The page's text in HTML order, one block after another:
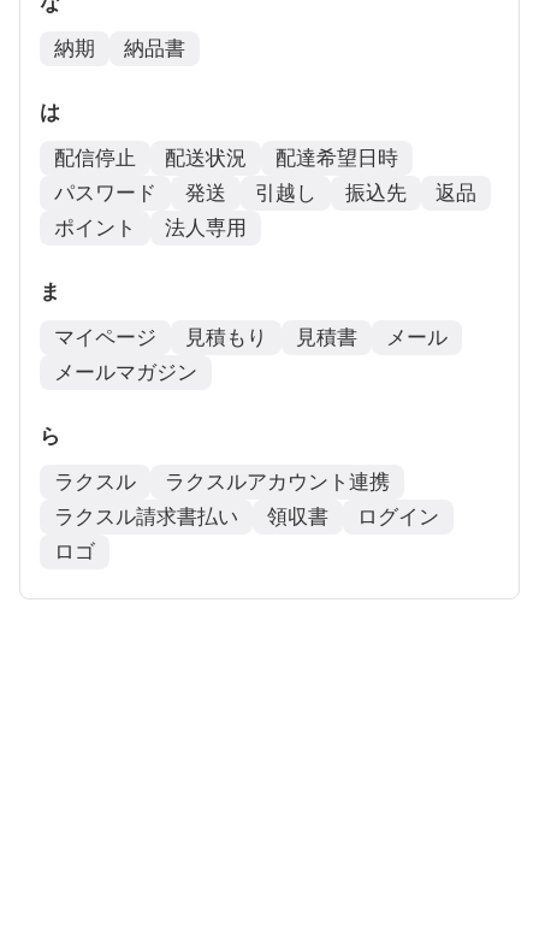
納期
納品書
は
配信停止
配送状況
配達希望日時
パスワード
発送 引越し 振込先
返品
ポイント
法人専用
ま
マイページ
見積もり 見積書
メール
メールマガジン
ら
ラクスル
ラクスルアカウント連携
ラクスル請求書払い
領収書
ログイン
ロゴ